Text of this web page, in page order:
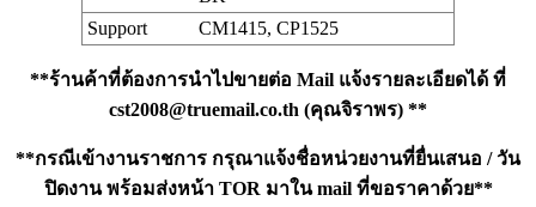
Support
CM1415, CP1525
**ร้านค้าที่ต้องการนำไปขายต่อ Mail แจ้งรายละเอียดได้ ที่
cst2008@truemail.co.th (คุณจิราพร) **
**กรณีเข้างานราชการ กรุณาแจ้งชื่อหน่วยงานที่ยื่นเสนอ / วัน
ปิดงาน พร้อมส่งหน้า TOR มาใน mail ที่ขอราคาด้วย**